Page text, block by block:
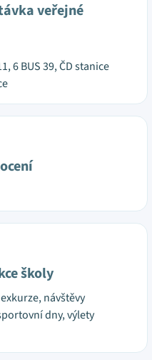
veřejné
6 BUS 39, ČD stanice
školy
návštěvy
dny, výlety